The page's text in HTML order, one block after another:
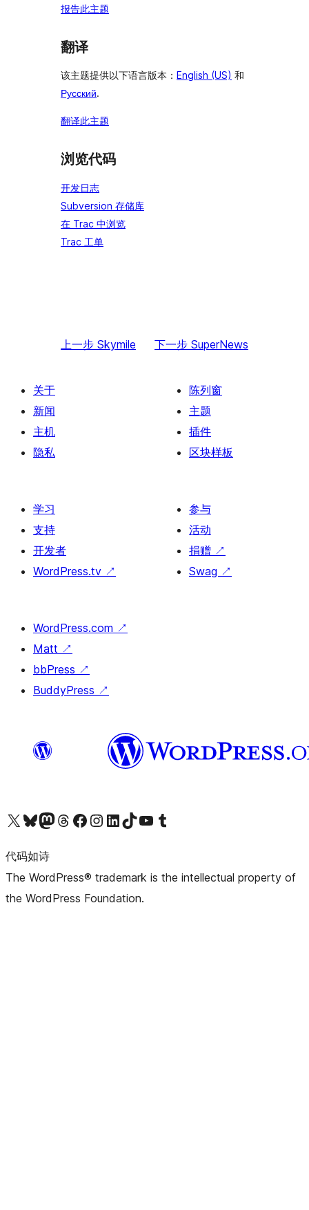
报告此主题
翻译
该主题提供以下语言版本： English (US) 和
Русский.
翻译此主题
浏览代码
开发日志
Subversion 存储库
在 Trac 中浏览
Trac 工单
上一步 Skymile 下一步 SuperNews
关于
新闻
主机
隐私
陈列窗
主题
插件
区块样板
学习
支持
开发者
WordPress.tv ↗
参与
活动
捐赠 ↗
Swag ↗
WordPress.com ↗
Matt ↗
bbPress ↗
BuddyPress ↗
关注我们的 X（原 Twitter）账号访问我们的 Bluesky 账号关注我们的 Mastodon 账号访问我们的 Threads 账号 访问我们的 Facebook 公共主页关注我们的 Instagram 账号 关注我们的 LinkedIn 主页访问我们的 TikTok 账号访问我们的 YouTube 频道 访问我们的 Tumblr 账号
代码如诗
The WordPress® trademark is the intellectual property of
the WordPress Foundation.